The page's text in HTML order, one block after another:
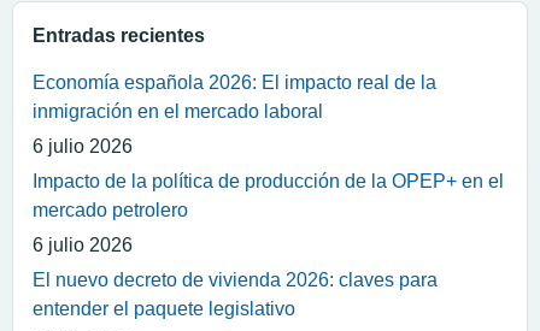
Entradas recientes
Economía española 2026: El impacto real de la
inmigración en el mercado laboral
6 julio 2026
Impacto de la política de producción de la OPEP+ en el
mercado petrolero
6 julio 2026
El nuevo decreto de vivienda 2026: claves para
entender el paquete legislativo